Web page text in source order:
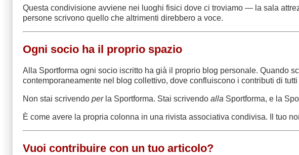
Questa condivisione avviene nei luoghi fisici dove ci troviamo — la sala
persone scrivono quello che altrimenti direbbero a voce.
Ogni socio ha il proprio spazio
Alla Sportforma ogni socio iscritto ha già il proprio blog personale.
contemporaneamente nel blog collettivo, dove confluiscono i contributi di tutti
Non stai scrivendo perla Sportforma. Stai scrivendo alla Sportforma, e la
È come avere la propria colonna in una rivista associativa condivisa. Il tuo
Vuoi contribuire con un tuo articolo?